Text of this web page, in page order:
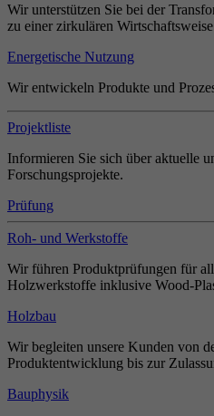
Wir unterstützen Sie bei der
zu einer zirkulären
Energetische Nutzung
Wir entwickeln Produkte und
Projektliste
Informieren Sie sich über aktuelle
Forschungsprojekte.
Prüfung
Roh- und Werkstoffe
Wir führen Produktprüfungen für
Holzwerkstoffe inklusive Wood-
Holzbau
Wir begleiten unsere Kunden von
Produktentwicklung bis zur
Bauphysik